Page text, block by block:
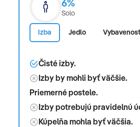
6%
Solo
Izba Jedlo Vybavenosť
Čisté izby.
Izby by mohli byť väčšie.
Priemerné postele.
Izby potrebujú pravidelnú
Kúpelňa mohla byť väčšia.